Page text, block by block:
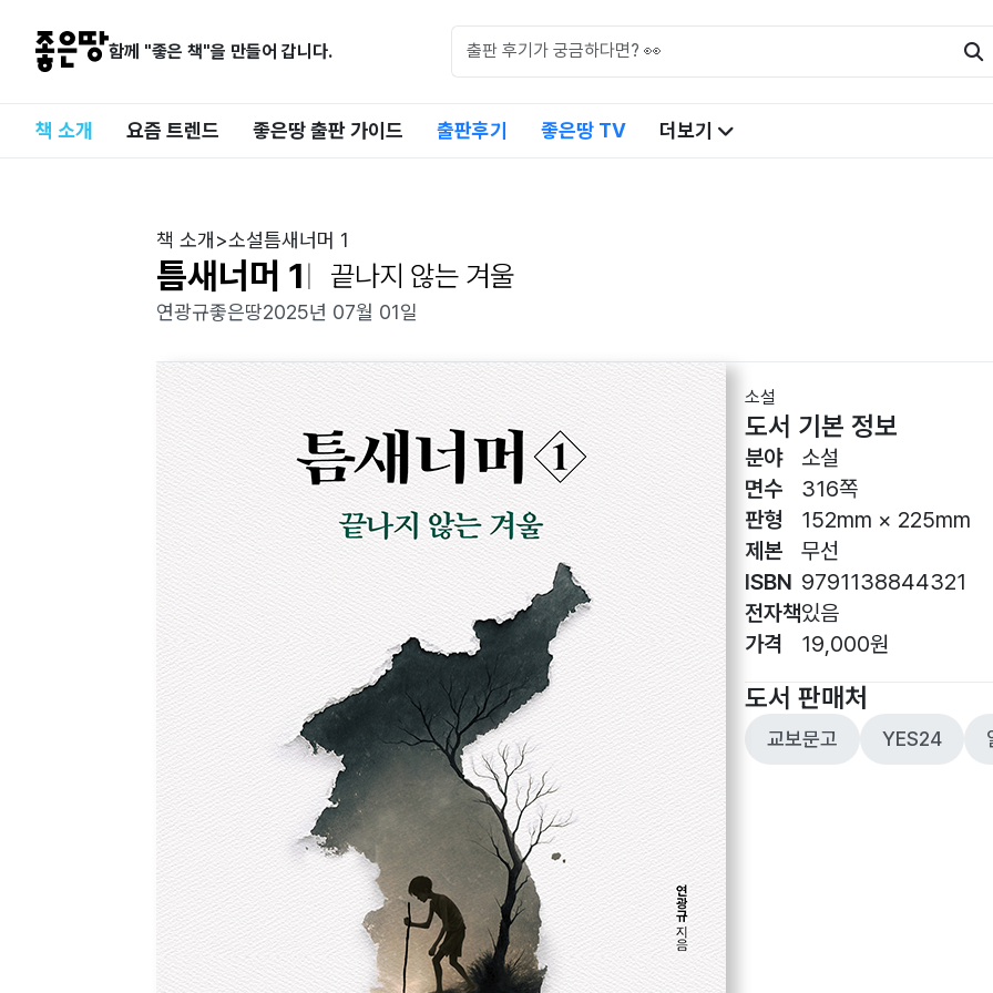
함께 "좋은 책"을 만들어 갑니다.
책 소개 요즘 트렌드 좋은땅 출판 가이드 출판후기 좋은땅 TV 더보기
책 소개 >소설틈새너머 1
틈새너머 1 끝나지 않는 겨울
연광규좋은땅2025년 07월 01일
소설
도서 기본 정보
분야
면수
판형
제본
ISBN
전자책
가격
소설
316쪽
152mm × 225mm
무선
9791138844321
있음
19,000원
도서 판매처
교보문고 YES24